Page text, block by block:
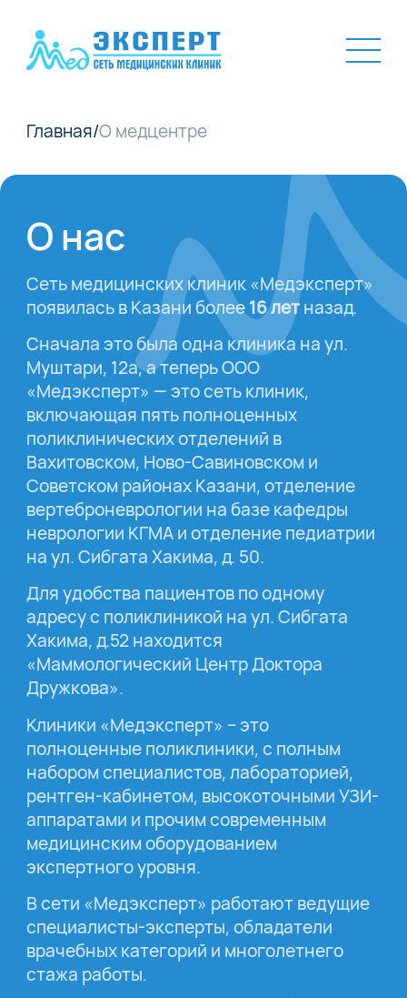
Главная/О медцентре
О нас
Сеть медицинских клиник «Медэксперт»
появилась в Казани более16 летназад.
Сначала это была одна клиника на ул.
Муштари, 12а, а теперь ООО
«Медэксперт» — это сеть клиник,
включающая пять полноценных
поликлинических отделений в
Вахитовском, Ново-Савиновском и
Советском районах Казани, отделение
вертеброневрологии на базе кафедры
неврологии КГМА и отделение педиатрии
на ул. Сибгата Хакима, д. 50.
Для удобства пациентов по одному
адресу с поликлиникой на ул. Сибгата
Хакима, д.52 находится
«Маммологический Центр Доктора
Дружкова».
Клиники «Медэксперт» – это
полноценные поликлиники, с полным
набором специалистов, лабораторией,
рентген-кабинетом, высокоточными УЗИ-
аппаратами и прочим современным
медицинским оборудованием
экспертного уровня.
В сети «Медэксперт» работают ведущие
специалисты-эксперты, обладатели
врачебных категорий и многолетнего
стажа работы.